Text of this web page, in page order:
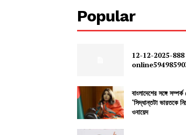
Popular
12-12-2025-
বাংলাদেশের সঙ্গে
‘সিদ্ধান্তটা ভারতকে
ওবায়েদ